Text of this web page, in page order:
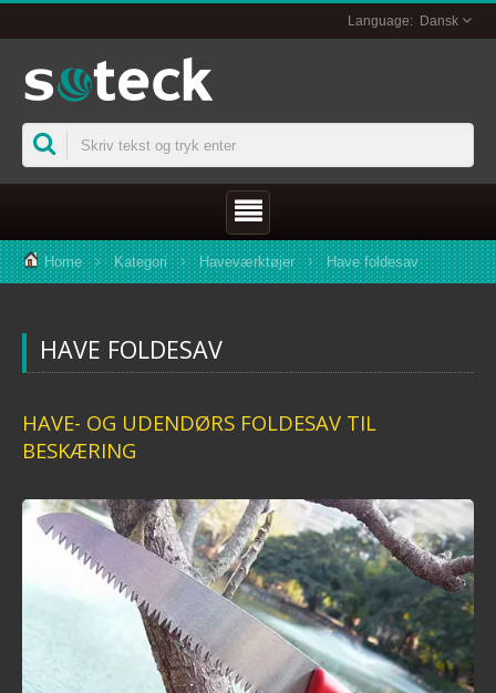
Dansk
Home Kategori Haveværktøjer Have foldesav
HAVE FOLDESAV
HAVE- OG UDENDØRS FOLDESAV TIL
BESKÆRING